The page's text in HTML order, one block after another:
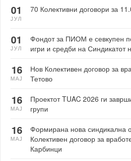
70 Колективни договори за
01
ЈУЛ
Фондот за ПИОМ е севкупен
игри и средби на
01
ЈУЛ
Нов Колективен договор за
Тетово
16
МАЈ
Проектот TUAC 2026 ги
групи
16
МАЈ
Формирана нова синдикална
Колективен договор за
Карбинци
16
МАЈ